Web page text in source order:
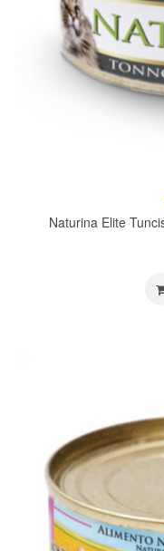
Naturina Elite